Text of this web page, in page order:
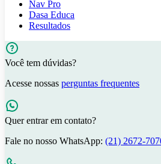
Nav Pro
Dasa Educa
Resultados
Você tem dúvidas?
Acesse nossas perguntas frequentes
Quer entrar em contato?
Fale no nosso WhatsApp: (21) 2672-